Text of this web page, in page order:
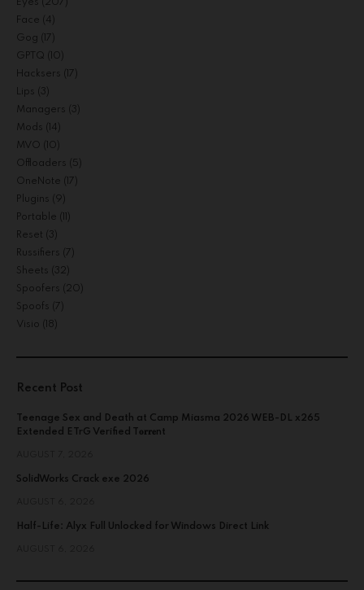
Eyes (207)
Face (4)
Gog (17)
GPTQ (10)
Hacksers (17)
Lips (3)
Managers (3)
Mods (14)
MVO (10)
Offloaders (5)
OneNote (17)
Plugins (9)
Portable
Reset (3)
Russifiers (7)
Sheets (32)
Spoofers (20)
Spoofs (7)
Visio (18)
Recent Post
Teenage Sex and Death at Camp Miasma 2026 WEB-DL x265
Extended ETrG Verified T𝐨𝐫𝐫𝐞nt
SolidWorks Crack exe 2026
Half-Life: Alyx Full Unlocked for Windows Direct Link